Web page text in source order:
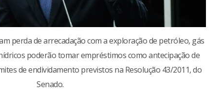
perda de arrecadação com a exploração de petróleo, gás
poderão tomar empréstimos como antecipação de
de endividamento previstos na Resolução 43/2011, do
Senado.